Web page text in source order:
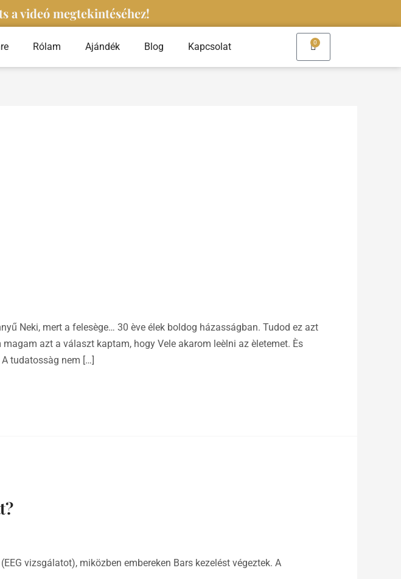
a videó megtekintéséhez!
Rólam Ajándék Blog Kapcsolat 0
Kosár
Neki, mert a felesège… 30 ève élek boldog házasságban. Tudod ez azt
azt a választ kaptam, hogy Vele akarom leèlni az èletemet. Ès
tudatossàg nem […]
vizsgálatot), miközben embereken Bars kezelést végeztek. A